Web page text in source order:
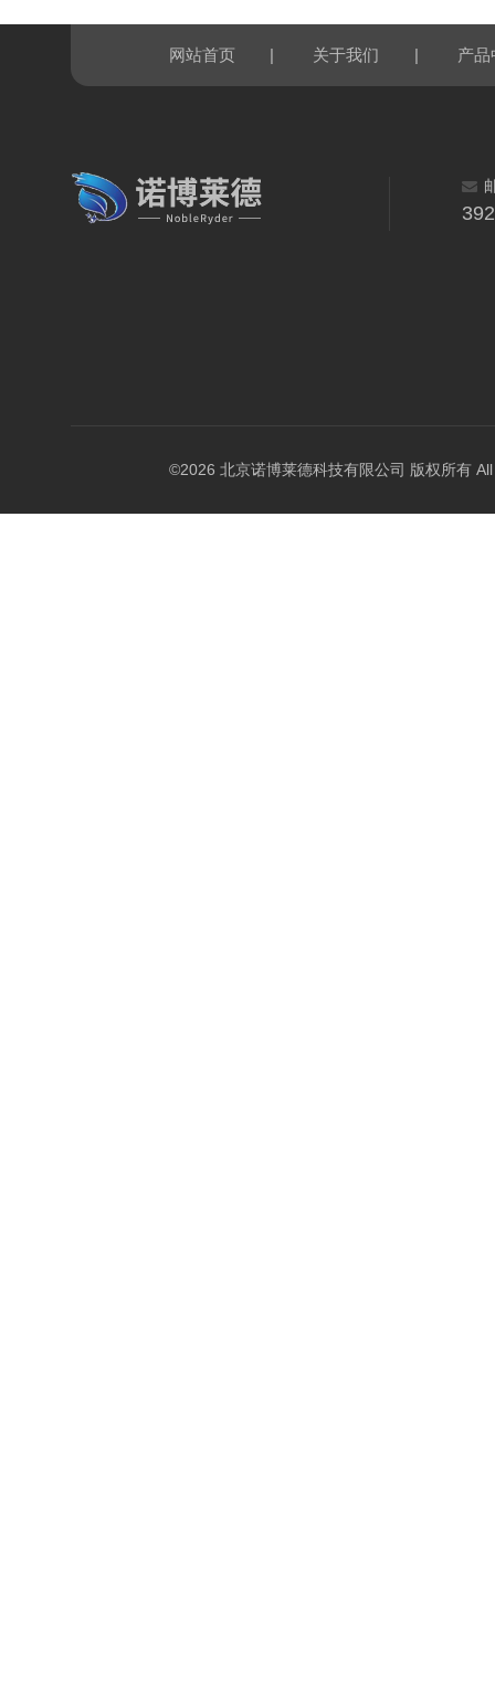
网站首页 | 关于我们 | 产品
©2026 北京诺博莱德科技有限公司 版权所有